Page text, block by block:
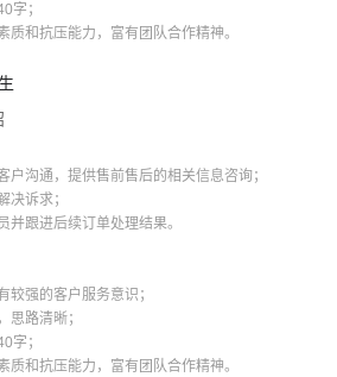
字；
质和抗压能力，富有团队合作精神。
户沟通，提供售前售后的相关信息咨询；
决诉求；
并跟进后续订单处理结果。
较强的客户服务意识；
思路清晰；
字；
质和抗压能力，富有团队合作精神。